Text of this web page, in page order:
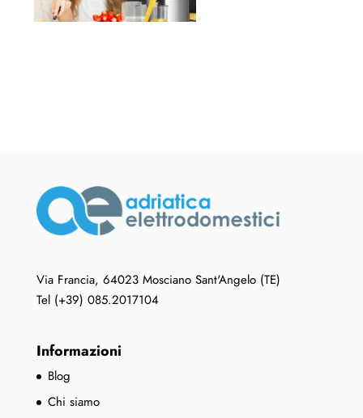
Via Francia, 64023 Mosciano Sant'Angelo (TE)
Tel (+39) 085.2017104
Informazioni
Blog
Chi siamo